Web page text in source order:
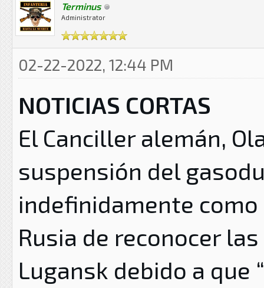
Terminus
Administrator
02-22-2022, 12:44 PM
NOTICIAS CORTAS
El Canciller alemán,
suspensión del
indefinidamente
Rusia de reconocer
Lugansk debido a que